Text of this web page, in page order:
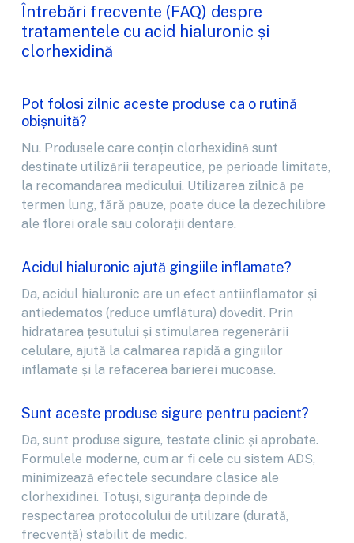
Întrebări frecvente (FAQ) despre
tratamentele cu acid hialuronic și
clorhexidină
Pot folosi zilnic aceste produse ca o rutină
obișnuită?
Nu. Produsele care conțin clorhexidină sunt
destinate utilizării terapeutice, pe perioade limitate,
la recomandarea medicului. Utilizarea zilnică pe
termen lung, fără pauze, poate duce la dezechilibre
ale florei orale sau colorații dentare.
Acidul hialuronic ajută gingiile inflamate?
Da, acidul hialuronic are un efect antiinflamator și
antiedematos (reduce umflătura) dovedit. Prin
hidratarea țesutului și stimularea regenerării
celulare, ajută la calmarea rapidă a gingiilor
inflamate și la refacerea barierei mucoase.
Sunt aceste produse sigure pentru pacient?
Da, sunt produse sigure, testate clinic și aprobate.
Formulele moderne, cum ar fi cele cu sistem ADS,
minimizează efectele secundare clasice ale
clorhexidinei. Totuși, siguranța depinde de
respectarea protocolului de utilizare (durată,
frecvență) stabilit de medic.